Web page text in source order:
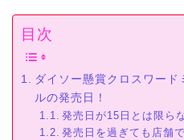
目次
ダイソー懸賞クロスワード
ルの発売日！
発売日が15日とは限ら
発売日を過ぎても店舗